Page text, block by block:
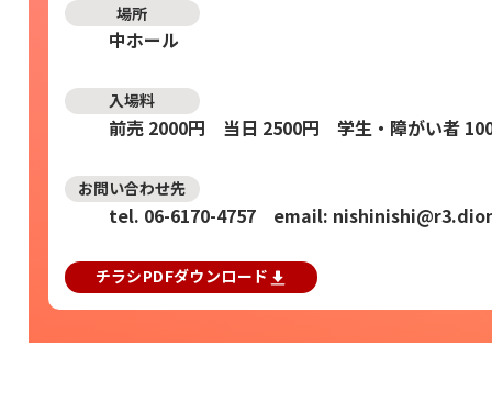
場所
中ホール
入場料
前売 2000円 当日 2500円 学生・障がい者
お問い合わせ先
tel. 06-6170-4757 email:
チラシPDFダウンロード